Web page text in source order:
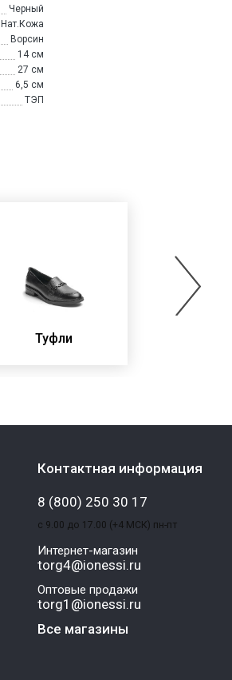
Черный
Нат.Кожа
Ворсин
14 см
27 см
6,5 см
ТЭП
Туфли
Контактная информация
8 (800) 250 30 17
с 9.00 до 17.00 (+4 МСК) пн-пт
Интернет-магазин
torg4@ionessi.ru
Оптовые продажи
torg1@ionessi.ru
Все магазины